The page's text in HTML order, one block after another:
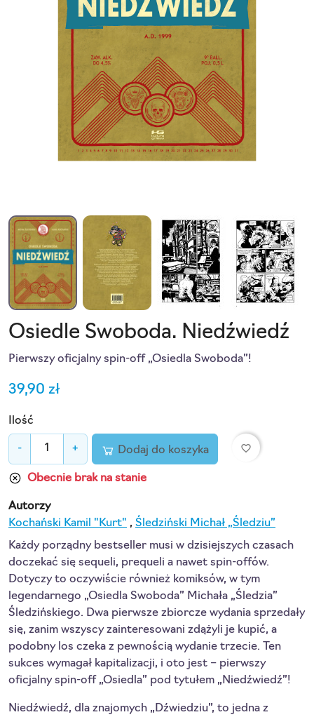
Osiedle Swoboda. Niedźwiedź
Pierwszy oficjalny spin-off „Osiedla Swoboda”!
39,90 zł
Ilość
- + Dodaj do koszyka favorite_border
Obecnie brak na stanie
Autorzy
Kochański Kamil "Kurt" , Śledziński Michał „Śledziu”
Każdy porządny bestseller musi w dzisiejszych czasach
doczekać się sequeli, prequeli a nawet spin-offów.
Dotyczy to oczywiście również komiksów, w tym
legendarnego „Osiedla Swoboda” Michała „Śledzia”
Śledzińskiego. Dwa pierwsze zbiorcze wydania sprzedały
się, zanim wszyscy zainteresowani zdążyli je kupić, a
podobny los czeka z pewnością wydanie trzecie. Ten
sukces wymagał kapitalizacji, i oto jest – pierwszy
oficjalny spin-off „Osiedla” pod tytułem „Niedźwiedź”!
Niedźwiedź, dla znajomych „Dźwiedziu”, to jedna z